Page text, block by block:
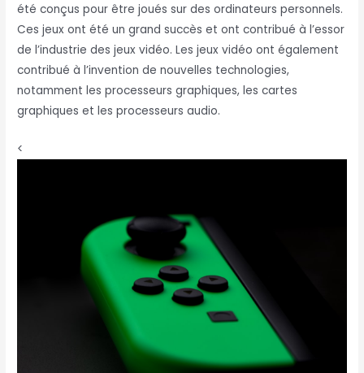
été conçus pour être joués sur des ordinateurs personnels.
Ces jeux ont été un grand succès et ont contribué à l’essor
de l’industrie des jeux vidéo. Les jeux vidéo ont également
contribué à l’invention de nouvelles technologies,
notamment les processeurs graphiques, les cartes
graphiques et les processeurs audio.
<